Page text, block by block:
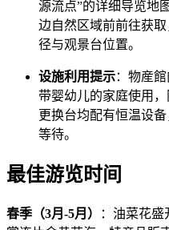
源流点”的详细导览地
边自然区域前前往获
径与观景台位置。
设施利用提示：物産
带婴幼儿的家庭使用
更换台均配有恒温设
等待。
最佳游览时间
春季（3月-5月）
：油菜花